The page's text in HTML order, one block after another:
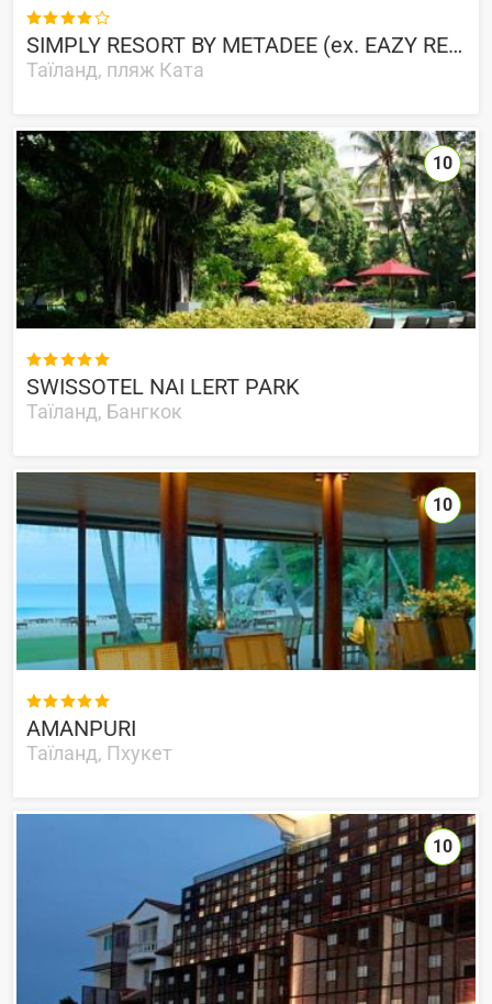

SIMPLY RESORT BY METADEE (ex. EAZY RESORT)
Таїланд, пляж Ката

SWISSOTEL NAI LERT PARK
Таїланд, Бангкок
10

AMANPURI
Таїланд, Пхукет
10
10